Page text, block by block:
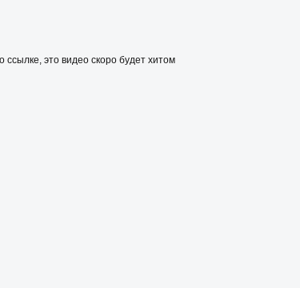
это видео скоро будет хитом